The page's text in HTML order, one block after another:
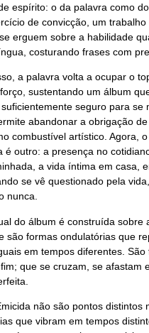
espírito: o da palavra como
de convicção, um
erguem sobre a habilidade
costurando frases com
a palavra volta a ocupar o
sustentando um álbum
seguro para se
abandonar a obrigação
combustível artístico. Agora,
é outro: a presença no
a vida íntima em casa,
se vê questionado pela
nunca.
do álbum é construída sobre
são formas ondulatórias que
em tempos diferentes.
que se cruzam, se afastam
não são pontos distintos
que vibram em tempos